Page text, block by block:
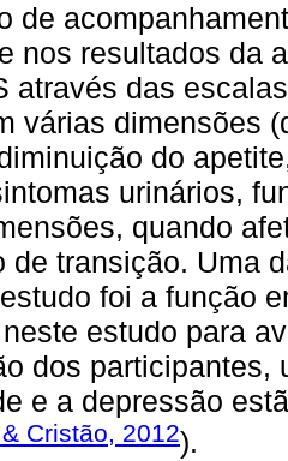
de
nos resultados da
através das
várias dimensões
do
urinários,
quando
de transição. Uma
foi a função
estudo para
dos participantes,
e a depressão
Cristão, 2012).